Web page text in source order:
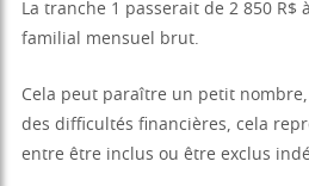
La tranche 1 passerait de 2 850 R$
familial mensuel brut.
Cela peut paraître un petit
des difficultés financières, cela
entre être inclus ou être exclus